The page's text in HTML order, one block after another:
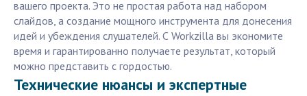
вашего проекта. Это не простая работа над набором
слайдов, а создание мощного инструмента для донесения
идей и убеждения слушателей. С Workzilla вы экономите
время и гарантированно получаете результат, который
можно представить с гордостью.
Технические нюансы и экспертные